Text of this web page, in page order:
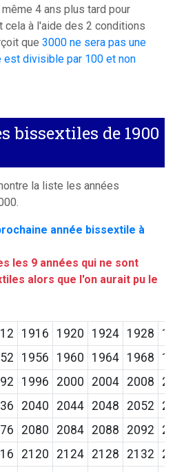
4 ans plus tard pour
cela à l'aide des 2 conditions
que 3000 ne sera pas une
divisible par 100 et non
bissextiles de 1900
la liste les années
année bissextile à
les 9 années qui ne sont
alors que l'on aurait pu le
1916 1920 1924 1928
1956 1960 1964 1968
1996 2000 2004 2008
2040 2044 2048 2052
2080 2084 2088 2092
2120 2124 2128 2132